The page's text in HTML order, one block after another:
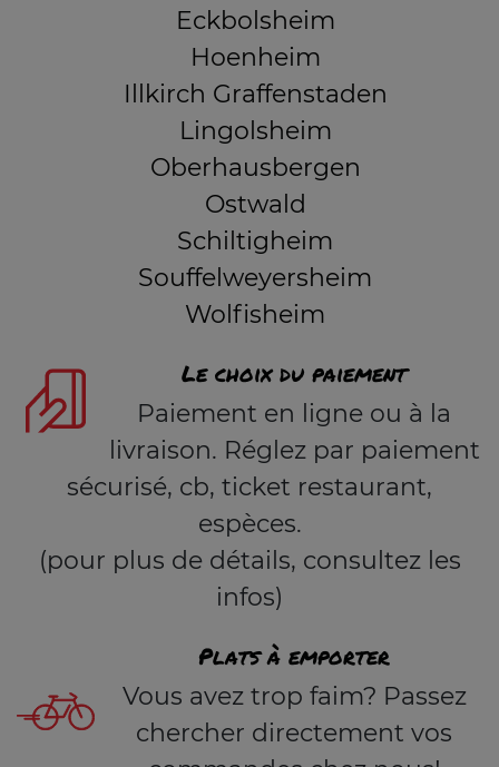
Eckbolsheim
Hoenheim
Illkirch Graffenstaden
Lingolsheim
Oberhausbergen
Ostwald
Schiltigheim
Souffelweyersheim
Wolfisheim
Le choix du paiement
Paiement en ligne ou à la
livraison. Réglez par paiement
sécurisé, cb, ticket restaurant,
espèces.
(pour plus de détails, consultez les
infos)
Plats à emporter
Vous avez trop faim? Passez
chercher directement vos